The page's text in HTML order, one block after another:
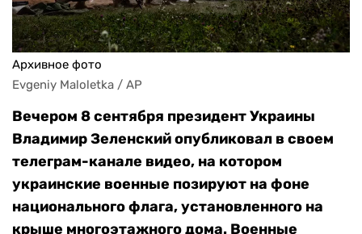
Архивное фото
Evgeniy Maloletka / AP
Вечером 8 сентября президент Украины
Владимир Зеленский опубликовал в своем
телеграм-канале видео, на котором
украинские военные позируют на фоне
национального флага, установленного на
крыше многоэтажного дома. Военные